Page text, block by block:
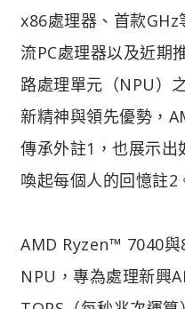
x86處理器、首款GHz
流PC處理器以及近期
路處理單元（NPU）
新精神與領先優勢，
傳承外註1，也展示
喚起每個人的回憶註2
AMD Ryzen™ 7040與
NPU，專為處理新興